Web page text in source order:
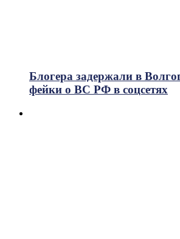
Блогера задержали в
фейки о ВС РФ в соцсетях